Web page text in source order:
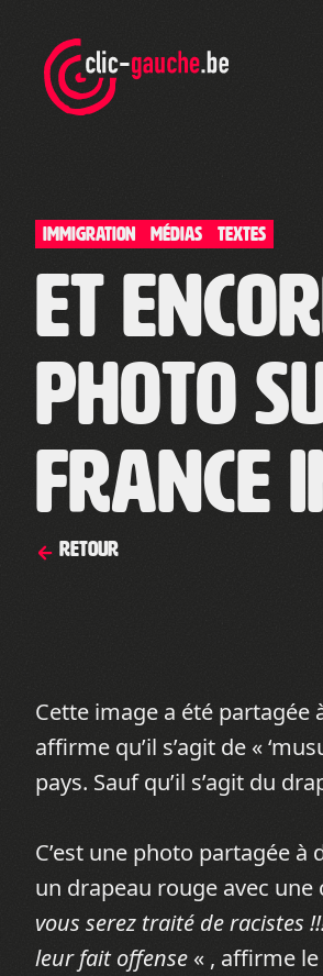
content
Immigration Médias TEXTES
Et
photo
France
Retour
Cette image a été partagée
affirme qu’il s’agit de «
pays. Sauf qu’il s’agit du
C’est une photo partagée
un drapeau rouge avec
vous serez traité de racistes
leur fait offense« , affirme